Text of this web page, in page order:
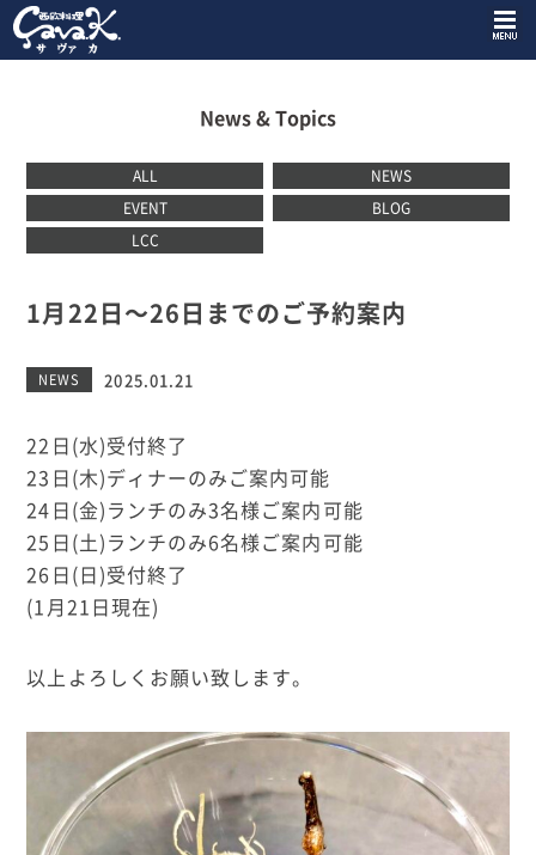
News & Topics
ALL
NEWS
EVENT
BLOG
LCC
1月22日〜26日までのご予約案内
NEWS 2025.01.21
22日(水)受付終了
23日(木)ディナーのみご案内可能
24日(金)ランチのみ3名様ご案内可能
25日(土)ランチのみ6名様ご案内可能
26日(日)受付終了
(1月21日現在)
以上よろしくお願い致します。